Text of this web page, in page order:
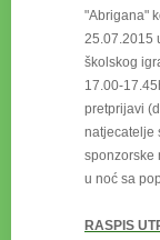
"Abrigana"
25.07.2015
školskog
17.00-
pretprijavi
natjecatelje
sponzorske
u noć sa
RASPIS